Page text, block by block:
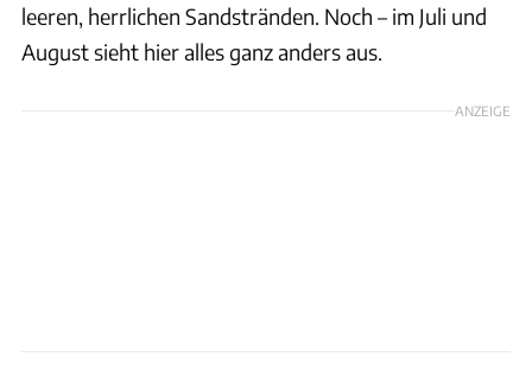
leeren, herrlichen Sandstränden. Noch – im Juli und
August sieht hier alles ganz anders aus.
ANZEIGE